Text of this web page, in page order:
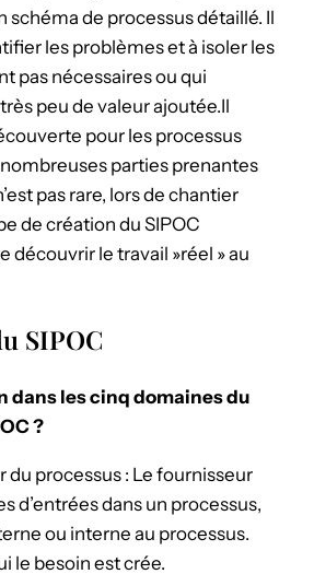
schéma de processus détaillé. Il
les problèmes et à isoler les
pas nécessaires ou qui
peu de valeur ajoutée.Il
pour les processus
parties prenantes
pas rare, lors de chantier
de création du SIPOC
découvrir le travail »réel » au
SIPOC
dans les cinq domaines du
?
du processus : Le fournisseur
d’entrées dans un processus,
ou interne au processus.
le besoin est crée.